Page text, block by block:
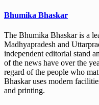
Bhumika Bhaskar
The Bhumika Bhaskar is a
Madhyapradesh and
independent editorial stand
of the news have over the
regard of the people who
Bhaskar uses modern
and printing.